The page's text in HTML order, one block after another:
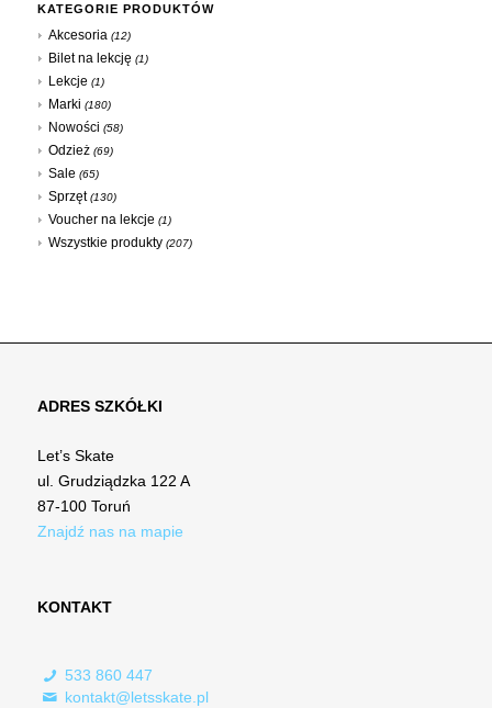
KATEGORIE PRODUKTÓW
Akcesoria (12)
Bilet na lekcję (1)
Lekcje (1)
Marki (180)
Nowości (58)
Odzież (69)
Sale (65)
Sprzęt (130)
Voucher na lekcje (1)
Wszystkie produkty (207)
ADRES SZKÓŁKI
Let’s Skate
ul. Grudziądzka 122 A
87-100 Toruń
Znajdź nas na mapie
KONTAKT
533 860 447
kontakt@letsskate.pl